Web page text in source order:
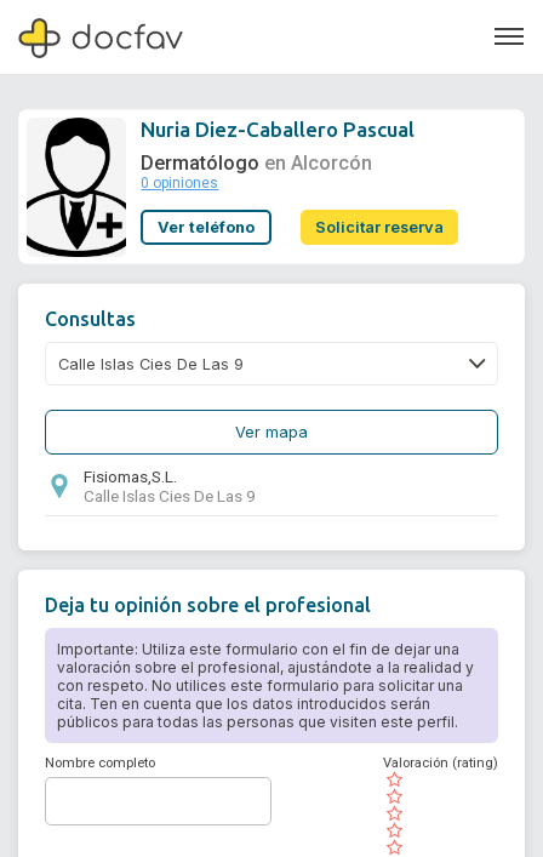
Soporte
Nuria Diez-Caballero Pascual
Dermatólogo en Alcorcón
0 opiniones
Ver teléfono Solicitar reserva
Consultas
Ver mapa
Fisiomas,S.L.
Calle Islas Cies De Las 9
Deja tu opinión sobre el profesional
Importante: Utiliza este formulario con el fin de dejar una
valoración sobre el profesional, ajustándote a la realidad y
con respeto. No utilices este formulario para solicitar una
cita. Ten en cuenta que los datos introducidos serán
públicos para todas las personas que visiten este perfil.
Nombre completo
( )
( )
( )
( )
( )
Valoración (rating)